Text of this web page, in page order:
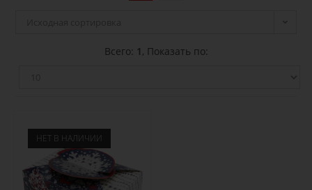
Всего: 1 , Показать по:
НЕТ В НАЛИЧИИ